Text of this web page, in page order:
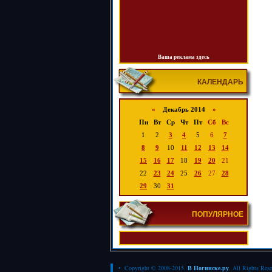
Ваша реклама здесь
КАЛЕНДАРЬ
« Декабрь 2014 »
Пн
Вт Ср Чт Пт Сб
Вс
1
2 3 4 5 6
7
8
9 10 11 12 13
14
15
16 17 18 19 20
21
22
23 24 25 26 27
28
29
30 31
ПОПУЛЯРНОЕ
• Copyright © 2008-2015. В Ногинске.ру. All Rights